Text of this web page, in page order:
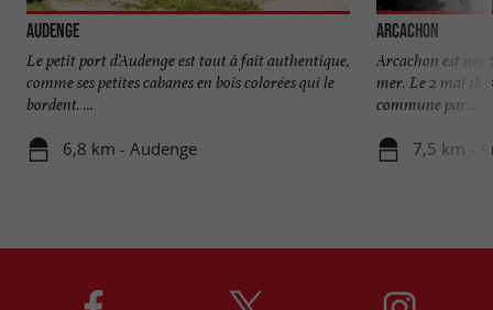
Audenge
Le petit port d’Audenge est tout à fait authentique,
comme ses petites cabanes en bois colorées qui le
bordent. ...
6,8 km - Audenge
Arcachon
Arcachon est née
mer. Le 2 mai
commune par ...
7,5 km -